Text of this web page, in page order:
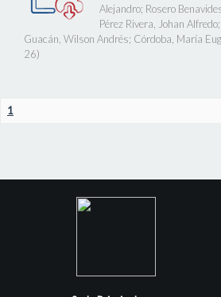
Alejandro; Rosero
Pérez Rivera, Johan Alfredo;
Guacán, Wilson Andrés; Córdoba, María
26)
1